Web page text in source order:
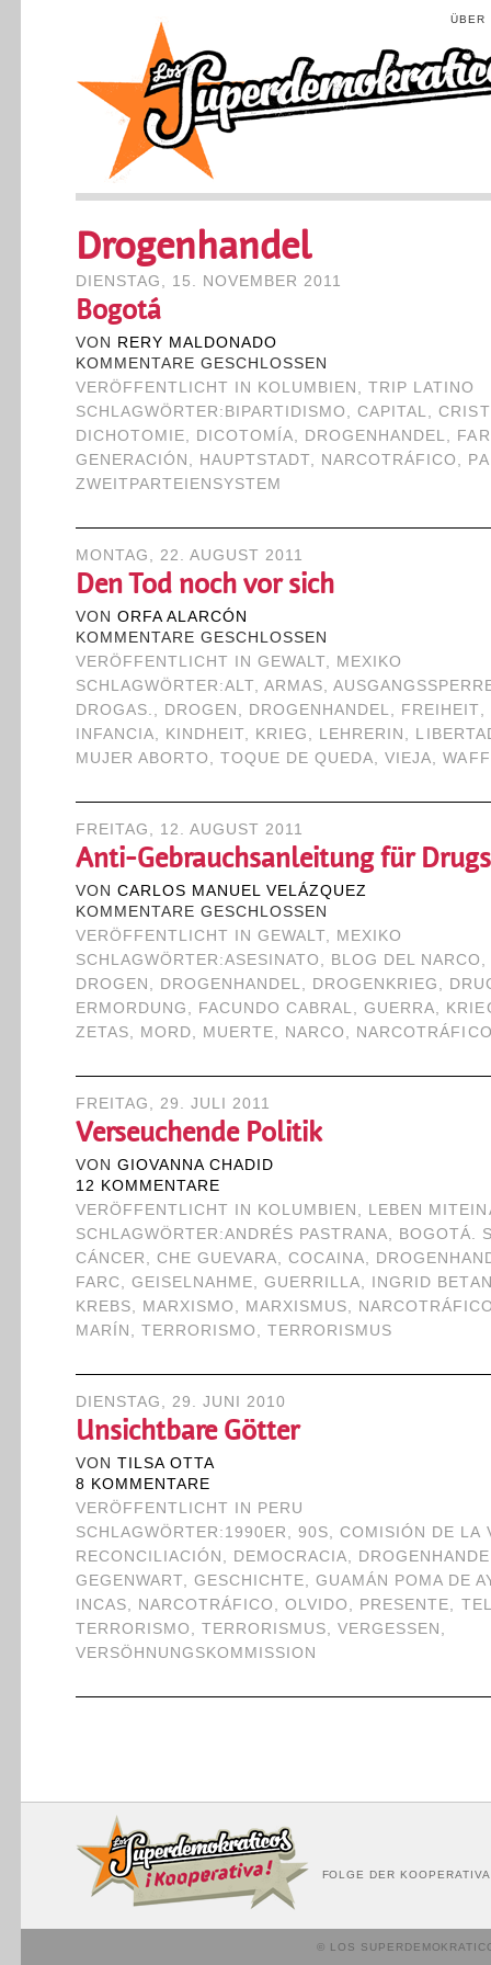
ÜBER
Drogenhandel
DIENSTAG, 15. NOVEMBER 2011
Bogotá
VON
RERY MALDONADO
KOMMENTARE GESCHLOSSEN
VERÖFFENTLICHT IN
KOLUMBIEN ,TRIP LATINO
SCHLAGWÖRTER: BIPARTIDISMO ,CAPITAL,
DICHOTOMIE, DICOTOMÍA, DROGENHANDEL,
GENERACIÓN , HAUPTSTADT, NARCOTRÁFICO ,
ZWEITPARTEIENSYSTEM
MONTAG, 22. AUGUST 2011
Den Tod noch vor sich
VON ORFA ALARCÓN
KOMMENTARE GESCHLOSSEN
VERÖFFENTLICHT IN GEWALT, MEXIKO
SCHLAGWÖRTER:ALT, ARMAS,
DROGAS. , DROGEN , DROGENHANDEL, FREIHEIT,
INFANCIA, KINDHEIT, KRIEG , LEHRERIN ,
MUJER ABORTO , TOQUE DE QUEDA,VIEJA,
FREITAG, 12. AUGUST 2011
Anti-Gebrauchsanleitung für
VON CARLOS MANUEL VELÁZQUEZ
KOMMENTARE GESCHLOSSEN
VERÖFFENTLICHT IN GEWALT, MEXIKO
SCHLAGWÖRTER:ASESINATO , BLOG DEL NARCO
DROGEN , DROGENHANDEL, DROGENKRIEG ,
ERMORDUNG , FACUNDO CABRAL,GUERRA,
ZETAS, MORD, MUERTE, NARCO ,
FREITAG, 29. JULI 2011
Verseuchende Politik
VON GIOVANNA CHADID
12 KOMMENTARE
VERÖFFENTLICHT IN
KOLUMBIEN , LEBEN
SCHLAGWÖRTER:ANDRÉS PASTRANA, BOGOTÁ.
CÁNCER , CHE GUEVARA,COCAINA,
FARC, GEISELNAHME, GUERRILLA,
INGRID
KREBS, MARXISMO , MARXISMUS,
MARÍN , TERRORISMO , TERRORISMUS
DIENSTAG, 29. JUNI 2010
Unsichtbare Götter
VON TILSA OTTA
8 KOMMENTARE
VERÖFFENTLICHT IN
PERU
SCHLAGWÖRTER: 1990ER ,90S,COMISIÓN DE LA
RECONCILIACIÓN , DEMOCRACIA,
GEGENWART, GESCHICHTE,GUAMÁN POMA DE
INCAS, NARCOTRÁFICO ,OLVIDO , PRESENTE,
TERRORISMO , TERRORISMUS,VERGESSEN ,
VERSÖHNUNGSKOMMISSION
FOLGE DER
© LOS